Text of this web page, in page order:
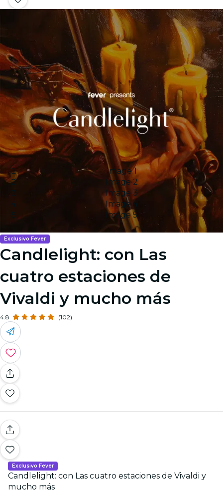
Image 1
Image 2
Image 3
Image 4
Image 5
Exclusivo Fever
Candlelight: con Las
cuatro estaciones de
Vivaldi y mucho más
4.8 (102)
Exclusivo Fever
Candlelight: con Las cuatro estaciones de Vivaldi y
mucho más